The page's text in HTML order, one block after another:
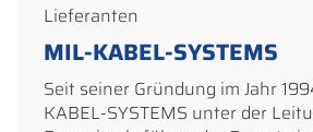
Lieferanten
MIL-KABEL-SYSTEMS
Seit seiner Gründung im Jahr
KABEL-SYSTEMS unter der